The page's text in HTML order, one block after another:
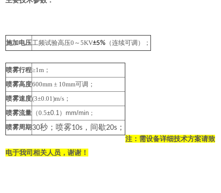
施加电压工频试验高压0 ～5KV±5% （连续可调）；
喷雾行程≥1m ；
喷雾高度600mm± 10mm可调；
喷雾速度(3±0.01)m/s ；
喷雾流量 （0.5±0.1）mm/min ；
喷雾周期 30秒； 喷雾10s ，间歇20s ；
注：需设备详细技术方案请致
电于我司相关人员，谢谢！